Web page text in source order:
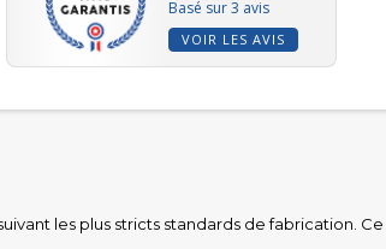
Basé sur 3 avis
VOIR LES AVIS
les plus stricts standards de fabrication.